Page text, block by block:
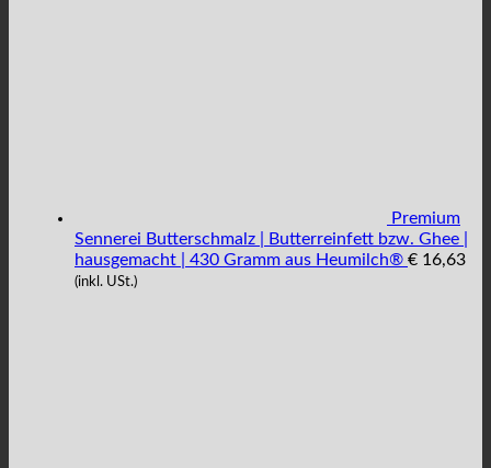
Premium
Sennerei Butterschmalz | Butterreinfett bzw. Ghee |
hausgemacht | 430 Gramm aus Heumilch® € 16,63
(inkl. USt.)